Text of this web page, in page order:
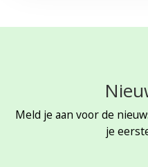
Meld je aan voor de
je